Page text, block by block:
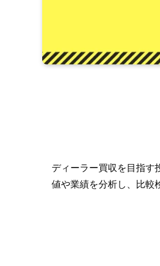
ディーラー買収を目指す
値や業績を分析し、比較